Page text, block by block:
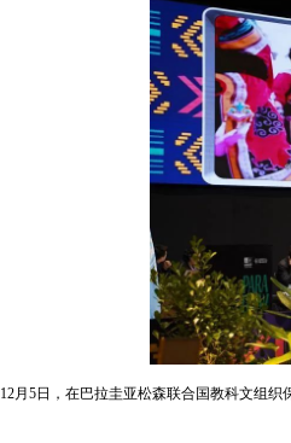
12月5日，在巴拉圭亚松森联合国教科文组